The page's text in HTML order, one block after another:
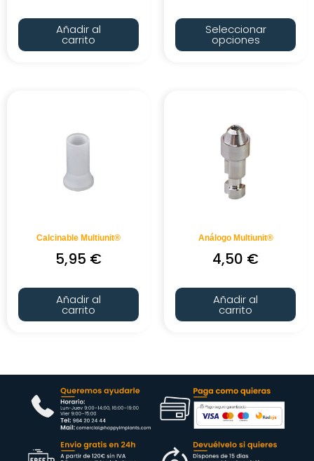
Añadir al
carrito
Seleccionar
opciones
Calcinable Multiunit®
5,95 €
Añadir al
carrito
Análogo Multiunit®
4,50 €
Añadir al
carrito